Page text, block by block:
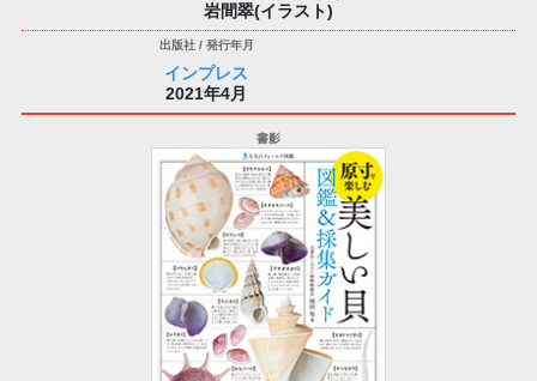
岩間翠(イラスト)
インプレス
2021年4月